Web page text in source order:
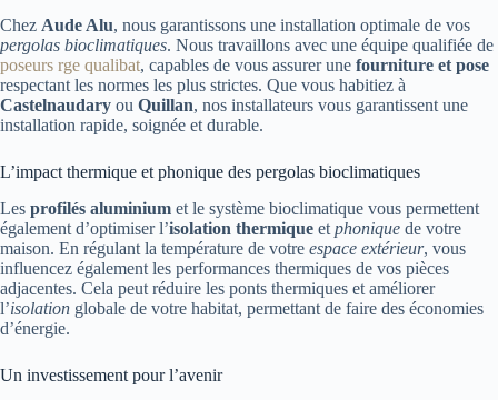
Chez Aude Alu, nous garantissons une installation optimale de vos
pergolas bioclimatiques. Nous travaillons avec une équipe qualifiée de
poseurs rge qualibat, capables de vous assurer une fourniture et pose
respectant les normes les plus strictes. Que vous habitiez à
Castelnaudary ou Quillan, nos installateurs vous garantissent une
installation rapide, soignée et durable.
L’impact thermique et phonique des pergolas bioclimatiques
Les profilés aluminium et le système bioclimatique vous permettent
également d’optimiser l’isolation thermique et phonique de votre
maison. En régulant la température de votre espace extérieur, vous
influencez également les performances thermiques de vos pièces
adjacentes. Cela peut réduire les ponts thermiques et améliorer
l’isolation globale de votre habitat, permettant de faire des économies
d’énergie.
Un investissement pour l’avenir